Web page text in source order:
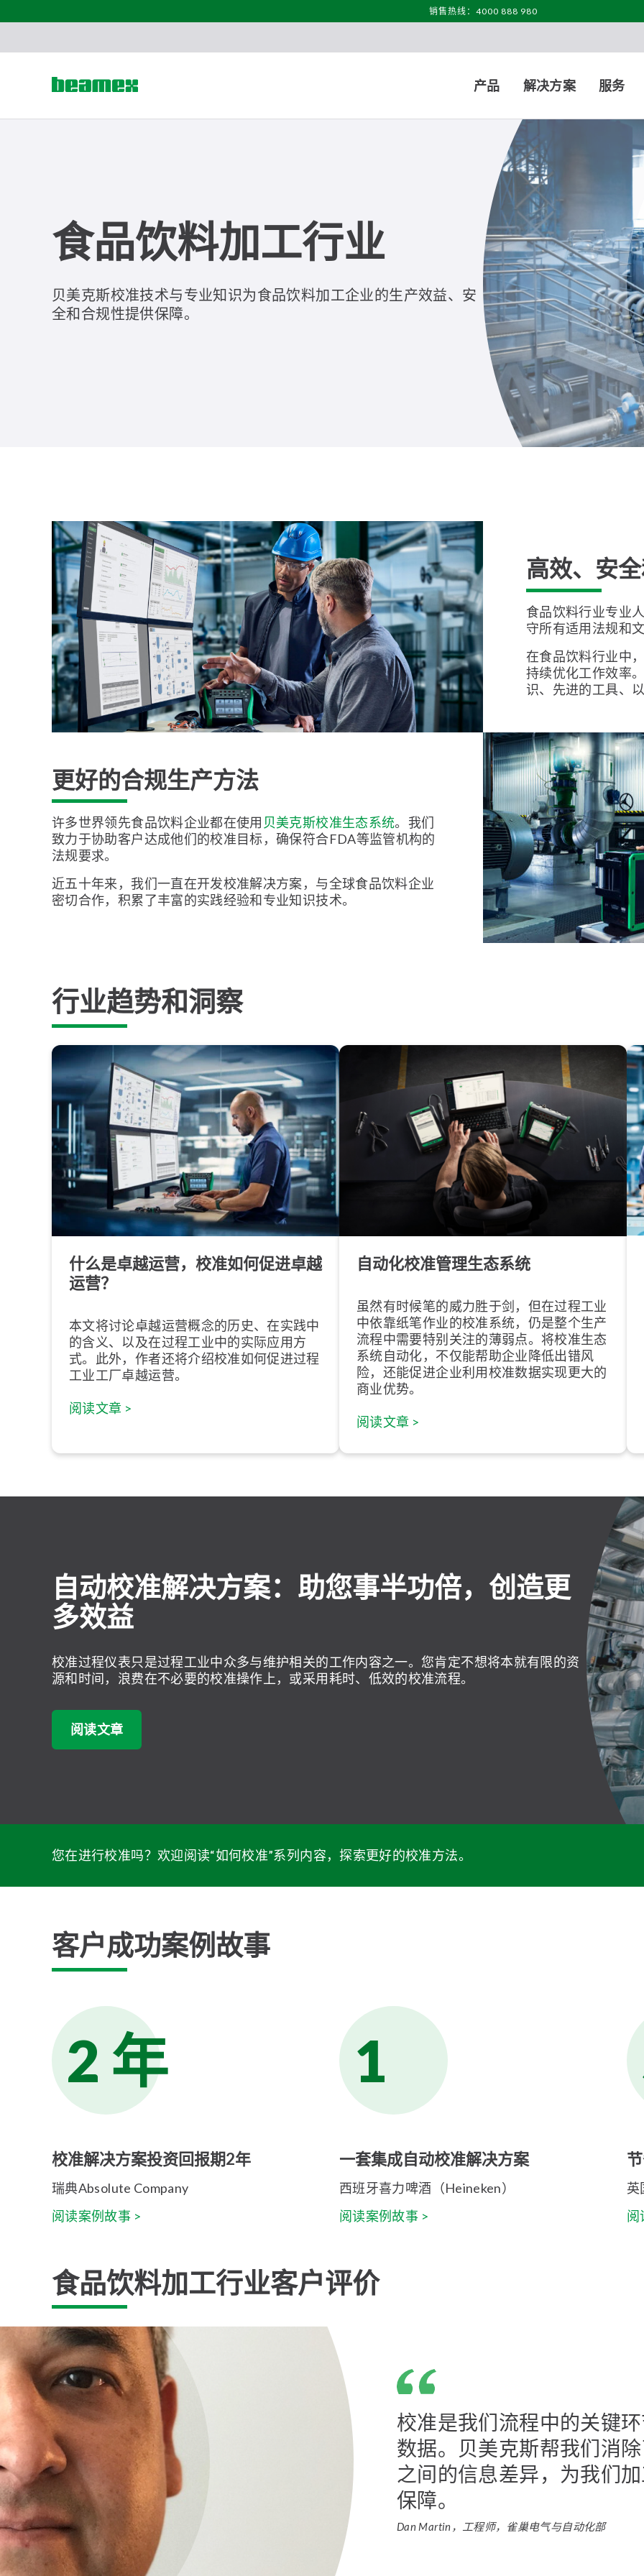
销售热线：4000 888 980
产品 解决方案 服务
食品饮料加工行业
贝美克斯校准技术与专业知识为食品饮料加工企业的生产效益、安
全和合规性提供保障。
高效、安
食品饮料行业专业
守所有适用法规和
在食品饮料行业中
持续优化工作效率
识、先进的工具、
更好的合规生产方法
许多世界领先食品饮料企业都在使用 贝美克斯校准生态系统。我们
致力于协助客户达成他们的校准目标，确保符合FDA等监管机构的
法规要求。
近五十年来，我们一直在开发校准解决方案，与全球食品饮料企业
密切合作，积累了丰富的实践经验和专业知识技术。
行业趋势和洞察
什么是卓越运营，校准如何促进卓越
运营？
本文将讨论卓越运营概念的历史、在实践中
的含义、以及在过程工业中的实际应用方
式。此外，作者还将介绍校准如何促进过程
工业工厂卓越运营。
阅读文章 >
自动化校准管理生态系统
虽然有时候笔的威力胜于剑，但在过程工业
中依靠纸笔作业的校准系统，仍是整个生产
流程中需要特别关注的薄弱点。将校准生态
系统自动化，不仅能帮助企业降低出错风
险，还能促进企业利用校准数据实现更大的
商业优势。
阅读文章 >
自动校准解决方案：助您事半功倍，创造更
多效益
校准过程仪表只是过程工业中众多与维护相关的工作内容之一。您肯定不想将本就有限的资
源和时间，浪费在不必要的校准操作上，或采用耗时、低效的校准流程。
阅读文章
您在进行校准吗？欢迎阅读“如何校准”系列内容，探索更好的校准方法。
客户成功案例故事
2 年
校准解决方案投资回报期2年
瑞典Absolute Company
阅读案例故事 >
1
一套集成自动校准解决方案
西班牙喜力啤酒（Heineken）
阅读案例故事 >
英
阅
食品饮料加工行业客户评价
校准是我们流程中的关键
数据。贝美克斯帮我们消
之间的信息差异，为我们
保障。
Dan Martin，工程师，雀巢电气与自动化部